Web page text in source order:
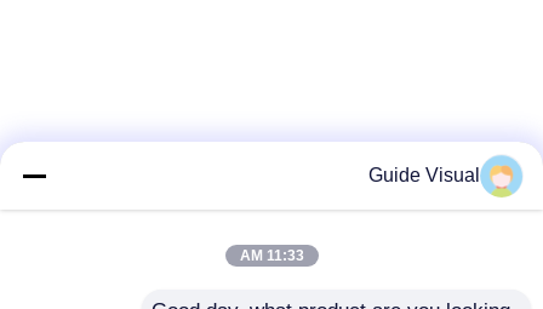
Guide Visual
11:33 AM